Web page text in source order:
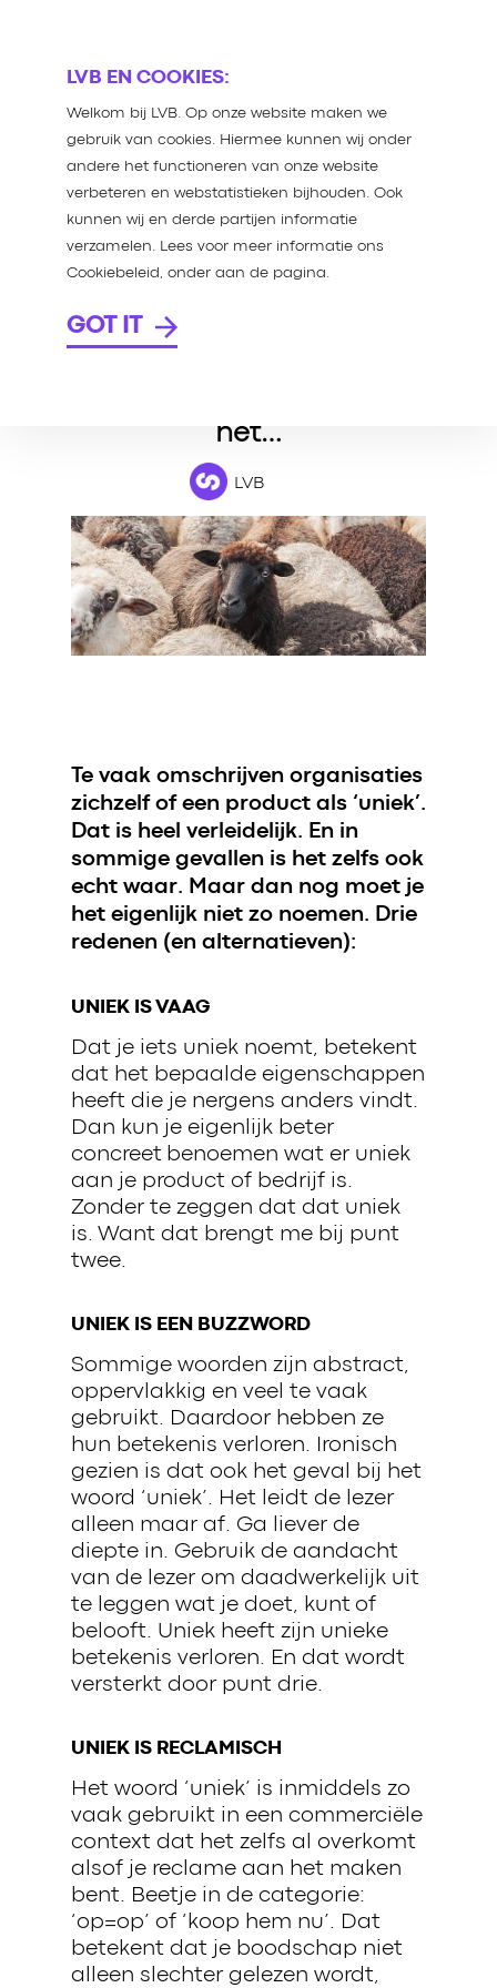
27 JAN 2016/LVB
6 KEER DINGEN DIE WÉL
UNIEK ZIJN
Te vaak omschrijven
organisaties zichzelf of
een product als ‘uniek’.
Dat is heel verleidelijk. En
in sommige gevallen is
het…
LVB
Te vaak omschrijven organisaties
zichzelf of een product als ‘uniek’.
Dat is heel verleidelijk. En in
sommige gevallen is het zelfs ook
echt waar. Maar dan nog moet je
het eigenlijk niet zo noemen. Drie
redenen (en alternatieven):
UNIEK IS VAAG
Dat je iets uniek noemt, betekent
dat het bepaalde eigenschappen
heeft die je nergens anders vindt.
Dan kun je eigenlijk beter
concreet benoemen wat er uniek
aan je product of bedrijf is.
Zonder te zeggen dat dat uniek
is. Want dat brengt me bij punt
twee.
UNIEK IS EEN BUZZWORD
Sommige woorden zijn abstract,
oppervlakkig en veel te vaak
gebruikt. Daardoor hebben ze
hun betekenis verloren. Ironisch
gezien is dat ook het geval bij het
woord ‘uniek’. Het leidt de lezer
alleen maar af. Ga liever de
diepte in. Gebruik de aandacht
van de lezer om daadwerkelijk uit
te leggen wat je doet, kunt of
belooft. Uniek heeft zijn unieke
betekenis verloren. En dat wordt
versterkt door punt drie.
UNIEK IS RECLAMISCH
Het woord ‘uniek’ is inmiddels zo
vaak gebruikt in een commerciële
context dat het zelfs al overkomt
alsof je reclame aan het maken
bent. Beetje in de categorie:
‘op=op’ of ‘koop hem nu’. Dat
betekent dat je boodschap niet
alleen slechter gelezen wordt,
LVB EN COOKIES:
Welkom bij LVB. Op onze website maken we
gebruik van cookies. Hiermee kunnen wij onder
andere het functioneren van onze website
verbeteren en webstatistieken bijhouden. Ook
kunnen wij en derde partijen informatie
verzamelen. Lees voor meer informatie ons
Cookiebeleid, onder aan de pagina.
GOT IT